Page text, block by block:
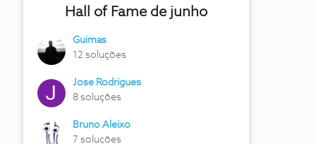
Hall of Fame de junho
Guimas
12 soluções
Jose Rodrigues
8 soluções
Bruno Aleixo
7 soluções